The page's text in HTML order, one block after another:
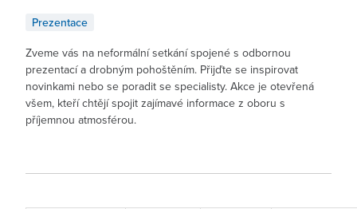
Prezentace
Zveme vás na neformální setkání spojené s odbornou
prezentací a drobným pohoštěním. Přijďte se inspirovat
novinkami nebo se poradit se specialisty. Akce je otevřená
všem, kteří chtějí spojit zajímavé informace z oboru s
příjemnou atmosférou.